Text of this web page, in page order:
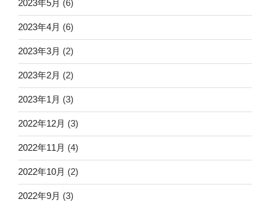
2023年5月 (6)
2023年4月 (6)
2023年3月 (2)
2023年2月 (2)
2023年1月 (3)
2022年12月 (3)
2022年11月 (4)
2022年10月 (2)
2022年9月 (3)